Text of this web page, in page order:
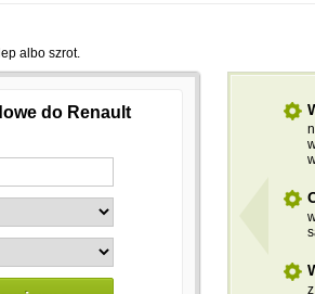
albo szrot.
do Renault